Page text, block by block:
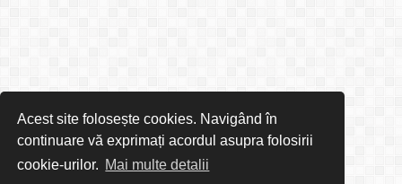
Acest site folosește cookies. Navigând în
continuare vă exprimați acordul asupra folosirii
cookie-urilor. Mai multe detalii